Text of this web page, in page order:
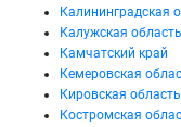
Калининградская
Калужская область
Камчатский край
Кемеровская
Кировская область
Костромская